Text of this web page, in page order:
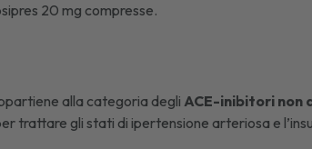
20 mg compresse.
alla categoria degliACE-inibitori non
trattare gli stati diipertensione arteriosa e